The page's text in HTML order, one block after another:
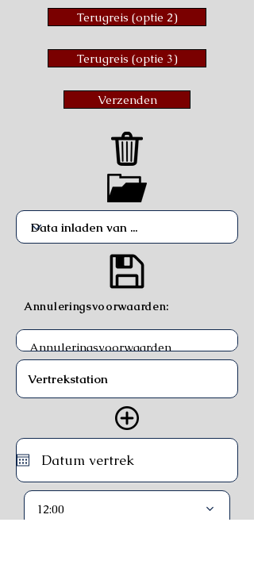
Terugreis (optie 2)
Terugreis (optie 3)
Verzenden
Annuleringsvoorwaarden:
12:00